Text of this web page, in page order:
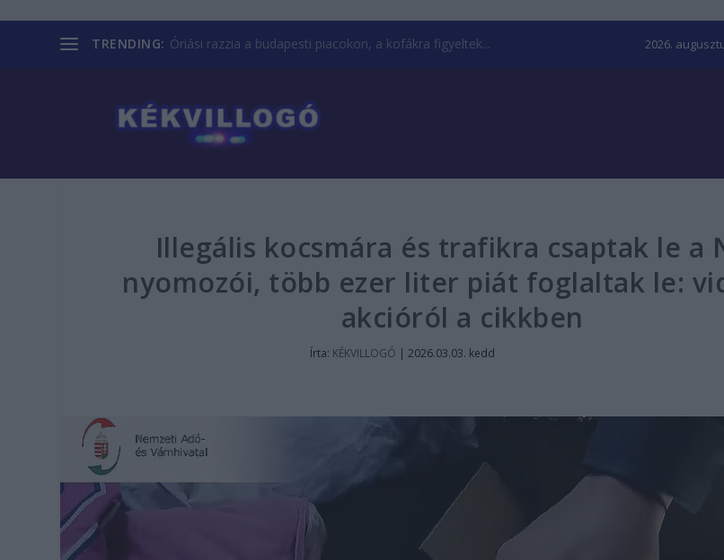
TRENDING: Óriási razzia a budapesti piacokon, a kofákra figyeltek... 2026.
Illegális kocsmára és trafikra csaptak le a
nyomozói, több ezer liter piát foglaltak le:
akcióról a cikkben
Írta: KÉKVILLOGÓ |2026.03.03. kedd